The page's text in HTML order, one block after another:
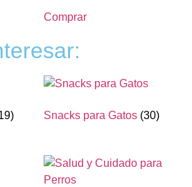
Comprar
Snacks para Gatos (30)